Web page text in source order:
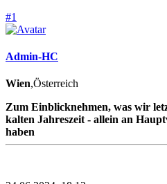
#1
Admin-HC
Wien,Österreich
Zum Einblicknehmen, was wir
kalten Jahreszeit - allein an
haben